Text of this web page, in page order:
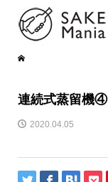
連続式蒸留機④
2020.04.05